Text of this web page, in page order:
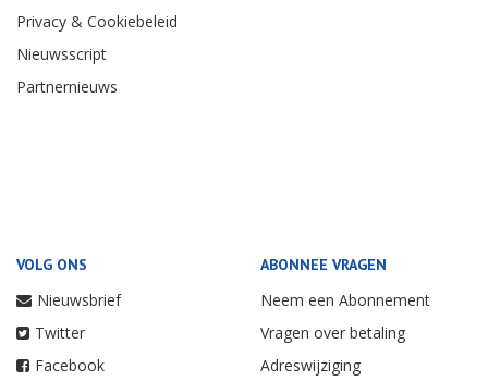
Privacy & Cookiebeleid
Nieuwsscript
Partnernieuws
VOLG ONS
Nieuwsbrief
Twitter
Facebook
ABONNEE VRAGEN
Neem een Abonnement
Vragen over betaling
Adreswijziging